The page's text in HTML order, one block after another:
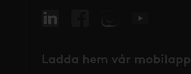
Ladda hem vår mobilapp